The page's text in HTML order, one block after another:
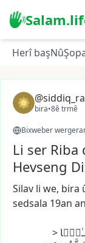
Herî başNû
bira•8ê trmê
Bixweber
Li ser Riba
Hevseng
Silav li we, bira
sedsala 19an an
>